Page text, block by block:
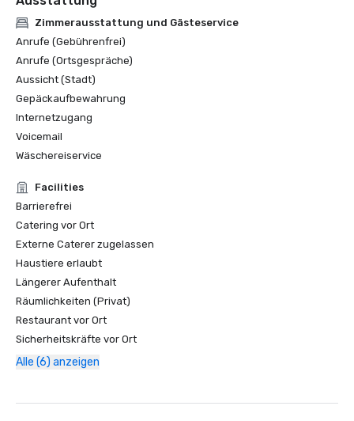
Zimmerausstattung und Gästeservice
Anrufe (Gebührenfrei)
Anrufe (Ortsgespräche)
Aussicht (Stadt)
Gepäckaufbewahrung
Internetzugang
Voicemail
Wäschereiservice
Facilities
Barrierefrei
Catering vor Ort
Externe Caterer zugelassen
Haustiere erlaubt
Längerer Aufenthalt
Räumlichkeiten (Privat)
Restaurant vor Ort
Sicherheitskräfte vor Ort
Alle (6) anzeigen